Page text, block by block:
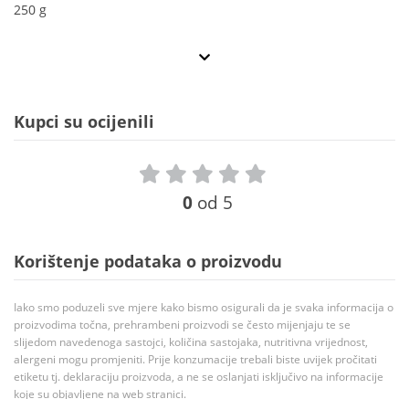
250 g
Kupci su ocijenili
0 od 5
Korištenje podataka o proizvodu
Iako smo poduzeli sve mjere kako bismo osigurali da je svaka informacija o
proizvodima točna, prehrambeni proizvodi se često mijenjaju te se
slijedom navedenoga sastojci, količina sastojaka, nutritivna vrijednost,
alergeni mogu promjeniti. Prije konzumacije trebali biste uvijek pročitati
etiketu tj. deklaraciju proizvoda, a ne se oslanjati isključivo na informacije
koje su objavljene na web stranici.